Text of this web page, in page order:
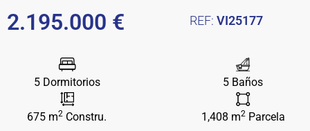
2.195.000 € REF: VI25177
5 Dormitorios 5 Baños
675 m2 Constru. 1,408 m2Parcela